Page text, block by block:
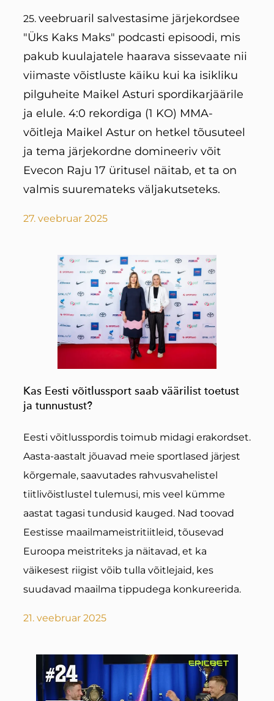
25. veebruaril salvestasime järjekordsee
"Üks Kaks Maks" podcasti episoodi, mis
pakub kuulajatele haarava sissevaate nii
viimaste võistluste käiku kui ka isikliku
pilguheite Maikel Asturi spordikarjäärile
ja elule. 4:0 rekordiga (1 KO) MMA-
võitleja Maikel Astur on hetkel tõusuteel
ja tema järjekordne domineeriv võit
Evecon Raju 17 üritusel näitab, et ta on
valmis suuremateks väljakutseteks.
27. veebruar 2025
Kas Eesti võitlussport saab väärilist toetust
ja tunnustust?
Eesti võitlusspordis toimub midagi erakordset.
Aasta-aastalt jõuavad meie sportlased järjest
kõrgemale, saavutades rahvusvahelistel
tiitlivõistlustel tulemusi, mis veel kümme
aastat tagasi tundusid kauged. Nad toovad
Eestisse maailmameistritiitleid, tõusevad
Euroopa meistriteks ja näitavad, et ka
väikesest riigist võib tulla võitlejaid, kes
suudavad maailma tippudega konkureerida.
21. veebruar 2025